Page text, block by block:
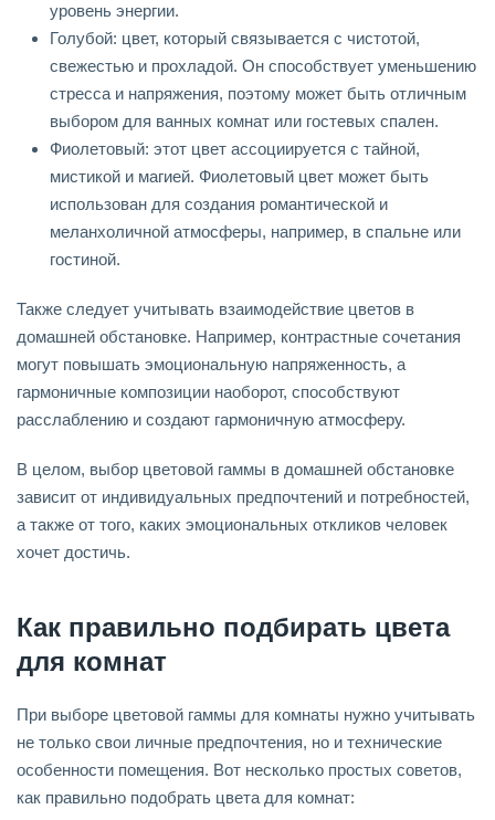
уровень энергии.
Голубой: цвет, который связывается с чистотой,
свежестью и прохладой. Он способствует уменьшению
стресса и напряжения, поэтому может быть отличным
выбором для ванных комнат или гостевых спален.
Фиолетовый: этот цвет ассоциируется с тайной,
мистикой и магией. Фиолетовый цвет может быть
использован для создания романтической и
меланхоличной атмосферы, например, в спальне или
гостиной.
Также следует учитывать взаимодействие цветов в
домашней обстановке. Например, контрастные сочетания
могут повышать эмоциональную напряженность, а
гармоничные композиции наоборот, способствуют
расслаблению и создают гармоничную атмосферу.
В целом, выбор цветовой гаммы в домашней обстановке
зависит от индивидуальных предпочтений и потребностей,
а также от того, каких эмоциональных откликов человек
хочет достичь.
Как правильно подбирать цвета
для комнат
При выборе цветовой гаммы для комнаты нужно учитывать
не только свои личные предпочтения, но и технические
особенности помещения. Вот несколько простых советов,
как правильно подобрать цвета для комнат: